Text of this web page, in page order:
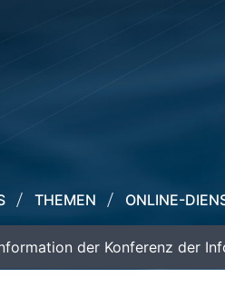
THEMEN ONLINE-
der Konferenz der